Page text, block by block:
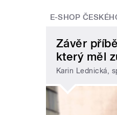
E-SHOP
Závěr
který měl
Karin Lednická,